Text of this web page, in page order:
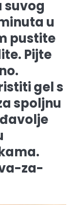
suvog
u
pustite
Pijte
gel s
spoljnu
za-